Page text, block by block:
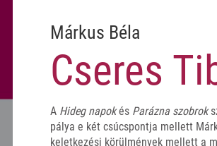
Márkus Béla
Cseres
A Hideg napokés Parázna szobrok
pálya e két csúcspontja mellett
keletkezési körülmények mellett a